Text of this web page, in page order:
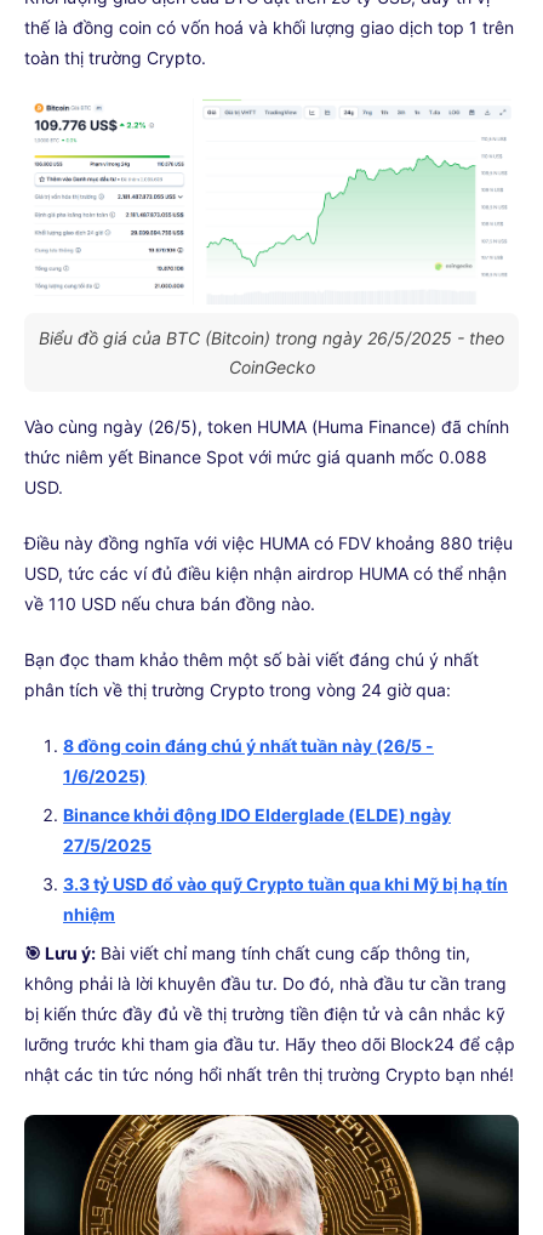
thế là đồng coin có vốn hoá và khối lượng giao dịch top 1 trên
toàn thị trường Crypto.
Biểu đồ giá của BTC (Bitcoin) trong ngày 26/5/2025 - theo
CoinGecko
Vào cùng ngày (26/5), token HUMA (Huma Finance) đã chính
thức niêm yết Binance Spot với mức giá quanh mốc 0.088
USD.
Điều này đồng nghĩa với việc HUMA có FDV khoảng 880 triệu
USD, tức các ví đủ điều kiện nhận airdrop HUMA có thể nhận
về 110 USD nếu chưa bán đồng nào.
Bạn đọc tham khảo thêm một số bài viết đáng chú ý nhất
phân tích về thị trường Crypto trong vòng 24 giờ qua:
8 đồng coin đáng chú ý nhất tuần này (26/5 -
1/6/2025)
Binance khởi động IDO Elderglade (ELDE) ngày
27/5/2025
3.3 tỷ USD đổ vào quỹ Crypto tuần qua khi Mỹ bị hạ tín
nhiệm
🎯 Lưu ý: Bài viết chỉ mang tính chất cung cấp thông tin,
không phải là lời khuyên đầu tư. Do đó, nhà đầu tư cần trang
bị kiến thức đầy đủ về thị trường tiền điện tử và cân nhắc kỹ
lưỡng trước khi tham gia đầu tư. Hãy theo dõi Block24 để cập
nhật các tin tức nóng hổi nhất trên thị trường Crypto bạn nhé!